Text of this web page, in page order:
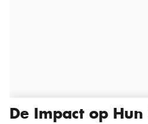
De Impact op